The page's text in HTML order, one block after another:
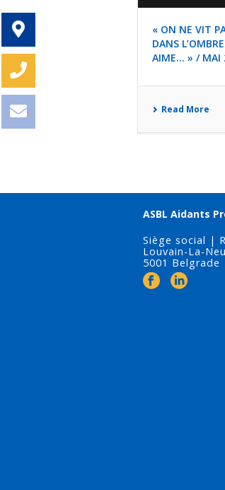
« ON NE VIT
DANS
AIME… » / MAI
Read More
ASBL Aidants
Siège social |
Louvain-La-
5001 Belgrade